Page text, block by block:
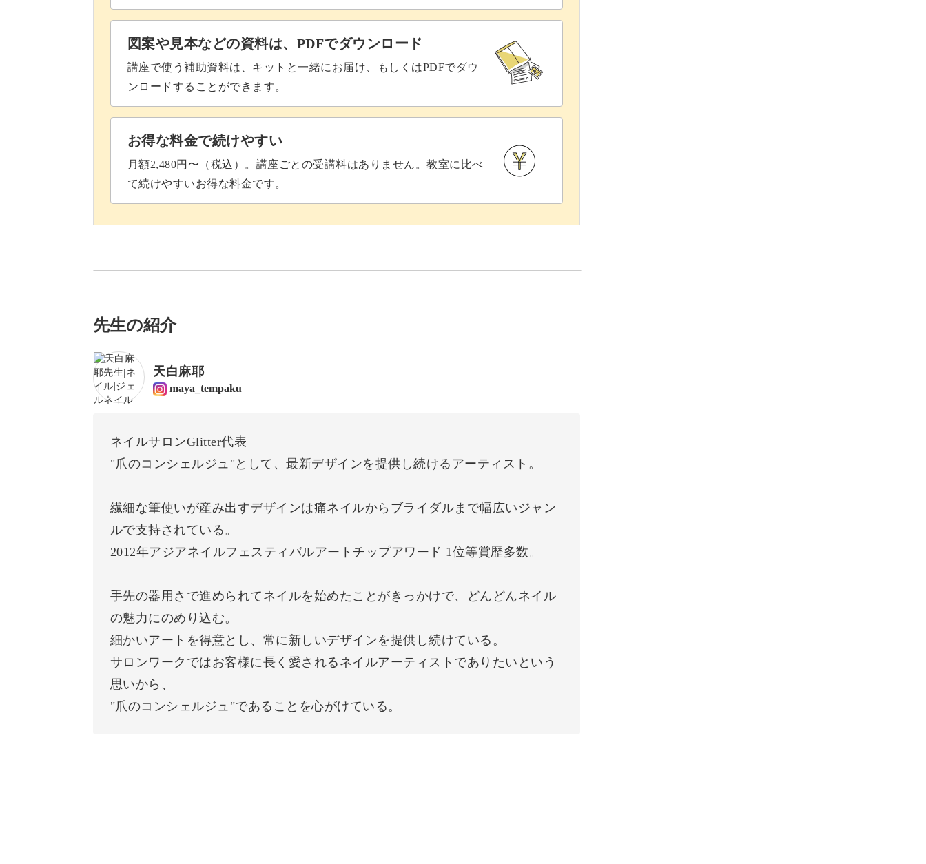
図案や見本などの資料は、PDFでダウンロード
講座で使う補助資料は、キットと一緒にお届け、もしくはPDFでダウ
ンロードすることができます。
お得な料金で続けやすい
月額2,480円〜（税込）。講座ごとの受講料はありません。教室に比べ
て続けやすいお得な料金です。
先生の紹介
天白麻耶
maya_tempaku
ネイルサロンGlitter代表
"爪のコンシェルジュ"として、最新デザインを提供し続けるアーティスト。
繊細な筆使いが産み出すデザインは痛ネイルからブライダルまで幅広いジャン
ルで支持されている。
2012年アジアネイルフェスティバルアートチップアワード 1位等賞歴多数。
手先の器用さで進められてネイルを始めたことがきっかけで、どんどんネイル
の魅力にのめり込む。
細かいアートを得意とし、常に新しいデザインを提供し続けている。
サロンワークではお客様に長く愛されるネイルアーティストでありたいという
思いから、
"爪のコンシェルジュ"であることを心がけている。